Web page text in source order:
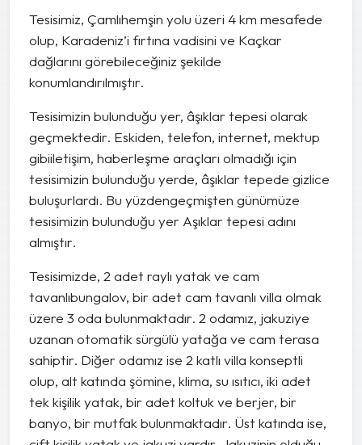
Tesisimiz, Çamlıhemşin yolu üzeri 4 km mesafede
olup, Karadeniz’i fırtına vadisini ve Kaçkar
dağlarını görebileceğiniz şekilde
konumlandırılmıştır.
Tesisimizin bulunduğu yer, âşıklar tepesi olarak
geçmektedir. Eskiden, telefon, internet, mektup
gibiiletişim, haberleşme araçları olmadığı için
tesisimizin bulunduğu yerde, âşıklar tepede gizlice
buluşurlardı. Bu yüzdengeçmişten günümüze
tesisimizin bulunduğu yer Aşıklar tepesi adını
almıştır.
Tesisimizde, 2 adet raylı yatak ve cam
tavanlıbungalov, bir adet cam tavanlı villa olmak
üzere 3 oda bulunmaktadır. 2 odamız, jakuziye
uzanan otomatik sürgülü yatağa ve cam terasa
sahiptir. Diğer odamız ise 2 katlı villa konseptli
olup, alt katında şömine, klima, su ısıtıcı, iki adet
tek kişilik yatak, bir adet koltuk ve berjer, bir
banyo, bir mutfak bulunmaktadır. Üst katında ise,